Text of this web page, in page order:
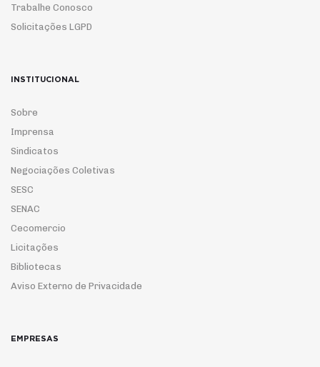
Trabalhe Conosco
Solicitações LGPD
INSTITUCIONAL
Sobre
Imprensa
Sindicatos
Negociações Coletivas
SESC
SENAC
Cecomercio
Licitações
Bibliotecas
Aviso Externo de Privacidade
EMPRESAS